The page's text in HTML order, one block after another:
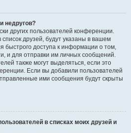
недругов?
других пользователей конференции.
друзей, будут указаны в вашем
быстрого доступа к информации о том,
и для отправки им личных сообщений.
также могут выделяться, если это
Если вы добавили пользователей
ими сообщения будут скрыты
в списках моих друзей и